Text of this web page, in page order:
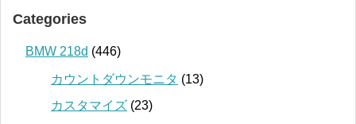
Categories
BMW 218d (446)
カウントダウンモニタ (13)
カスタマイズ (23)